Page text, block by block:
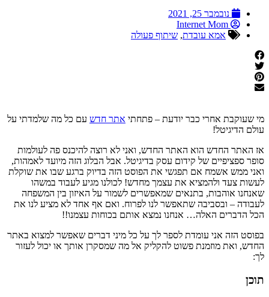
נובמבר 25, 2021
Internet Mom
אמא עובדת, שיתוף פעולה
מי שעוקבת אחרי כבר יודעת – פתחתי אתר חדש עם כל מה שלמדתי על
עולם הדיגיטל!
אז האתר החדש הוא האתר החדש, ואני לא רוצה להיכנס פה לעולמות
סופר ספציפיים של קידום עסק בדיגיטל. אבל הבלוג הזה מיועד לאמהות,
ואני ממש אשמח אם תפגשי את הפוסט הזה בדיוק ברגע שבו את שוקלת
לעשות צעד ולהמציא את עצמך מחדש! לכולנו מגיע לעבוד במשהו
שאנחנו אוהבות, בתנאים שמאפשרים לשמור על האיזון בין המשפחה
לעבודה – ובסביבה שתאפשר לנו לפרוח. ואם אף אחד לא מציע לנו את
הכל הדברים האלה… אנחנו נמצא אותם בכוחות עצמנו!!
בפוסט הזה אני עומדת לספר לך על כל מיני דברים שאפשר למצוא באתר
החדש, ואת מוזמנת פשוט להקליק אל מה שמסקרן אותך או יכול לעזור
לך:
תוכן